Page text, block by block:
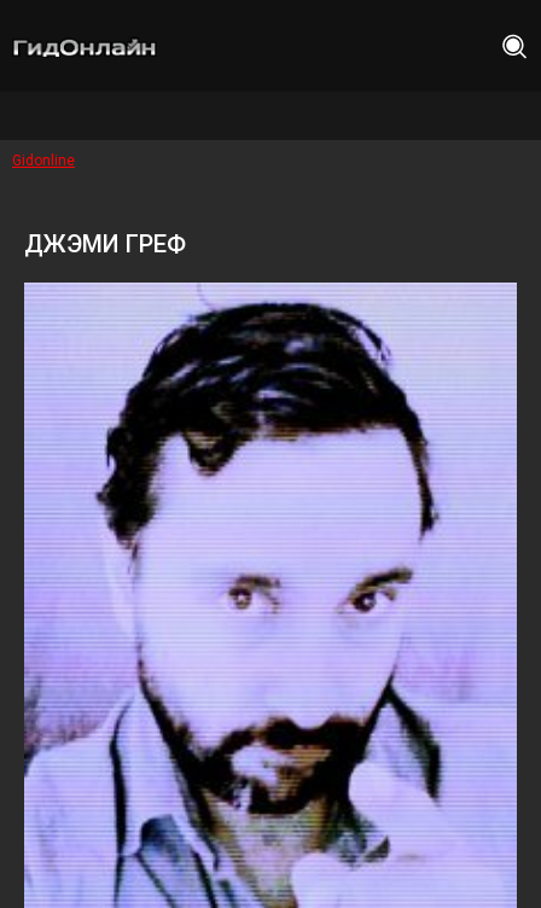
Gidonline
ДЖЭМИ ГРЕФ